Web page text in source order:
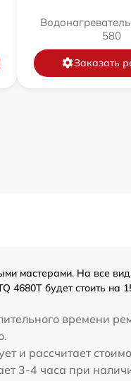
580
Заказать
мастерами. На все
4680T будет стоить на
времени
и рассчитает
3-4 часа при